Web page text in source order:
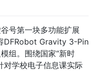
号第一块多功能扩展
DFRobot Gravity 3-Pin
组。围绕国家“新时
对学校电子信息课实际